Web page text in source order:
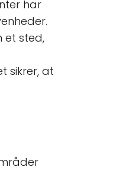
har
sted,
sikrer, at